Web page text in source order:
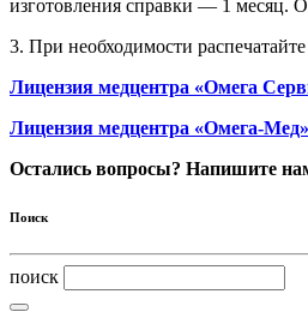
изготовления справки — 1 месяц.
3. При необходимости
Лицензия медцентра «Омега
Лицензия медцентра «Омега-Мед»
Остались вопросы? Напишите
Поиск
поиск